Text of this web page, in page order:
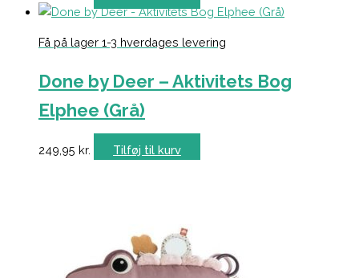
Få på lager 1-3 hverdages levering
Done by Deer – Aktivitets Bog
Elphee (Grå)
249,95 kr. Tilføj til kurv